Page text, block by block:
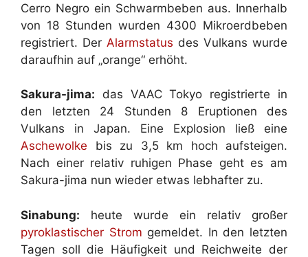
Cerro Negro ein Schwarmbeben aus. Innerhalb
von 18 Stunden wurden 4300 Mikroerdbeben
registriert. Der Alarmstatus des Vulkans wurde
daraufhin auf „orange“ erhöht.
Sakura-jima: das VAAC Tokyo registrierte in
den letzten 24 Stunden 8 Eruptionen des
Vulkans in Japan. Eine Explosion ließ eine
Aschewolke bis zu 3,5 km hoch aufsteigen.
Nach einer relativ ruhigen Phase geht es am
Sakura-jima nun wieder etwas lebhafter zu.
Sinabung: heute wurde ein relativ großer
pyroklastischer Strom gemeldet. In den letzten
Tagen soll die Häufigkeit und Reichweite der